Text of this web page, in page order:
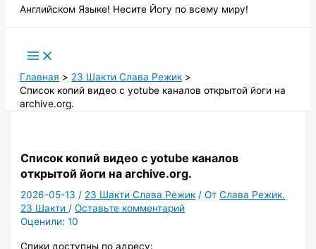
Английском Языке! Несите Йогу по всему миру!
Главная
23 Шакти Слава Режик
Список копий видео с yotube каналов открытой йоги на
archive.org.
Список копий видео с yotube каналов
открытой йоги на archive.org.
2026-05-13/ 23 Шакти Слава Режик / ОтСлава Режик.
23 Шакти/Оставьте комментарий
Оценили: 10
Спики доступны по адресу: